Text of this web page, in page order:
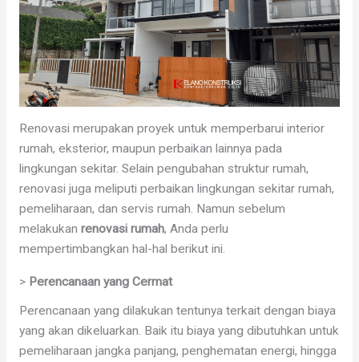
Renovasi merupakan proyek untuk memperbarui interior
rumah, eksterior, maupun perbaikan lainnya pada
lingkungan sekitar. Selain pengubahan struktur rumah,
renovasi juga meliputi perbaikan lingkungan sekitar rumah,
pemeliharaan, dan servis rumah. Namun sebelum
melakukan renovasi rumah, Anda perlu
mempertimbangkan hal-hal berikut ini.
> Perencanaan yang Cermat
Perencanaan yang dilakukan tentunya terkait dengan biaya
yang akan dikeluarkan. Baik itu biaya yang dibutuhkan untuk
pemeliharaan jangka panjang, penghematan energi, hingga